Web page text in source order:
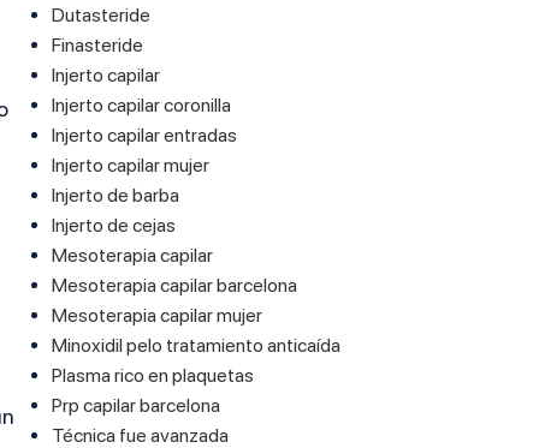
Dutasteride
Finasteride
Injerto capilar
Injerto capilar coronilla
Injerto capilar entradas
Injerto capilar mujer
Injerto de barba
Injerto de cejas
Mesoterapia capilar
Mesoterapia capilar barcelona
Mesoterapia capilar mujer
Minoxidil pelo tratamiento anticaída
Plasma rico en plaquetas
Prp capilar barcelona
Técnica fue avanzada